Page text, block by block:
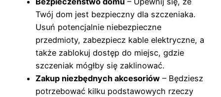
Twój dom jest bezpieczny dla szczeniaka.
Usuń potencjalnie niebezpieczne
przedmioty, zabezpiecz kable elektryczne, a
także zablokuj dostęp do miejsc, gdzie
szczeniak mógłby się zaklinować.
Zakup niezbędnych akcesoriów – Będziesz
potrzebować kilku podstawowych rzeczy